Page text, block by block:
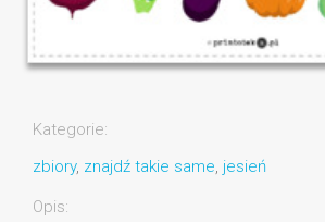
Kategorie:
zbiory, znajdź takie same, jesień
Opis: